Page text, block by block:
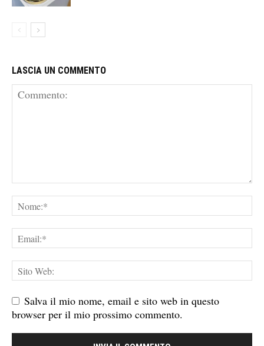
LASCIA UN COMMENTO
Salva il mio nome, email e sito web in questo
browser per il mio prossimo commento.